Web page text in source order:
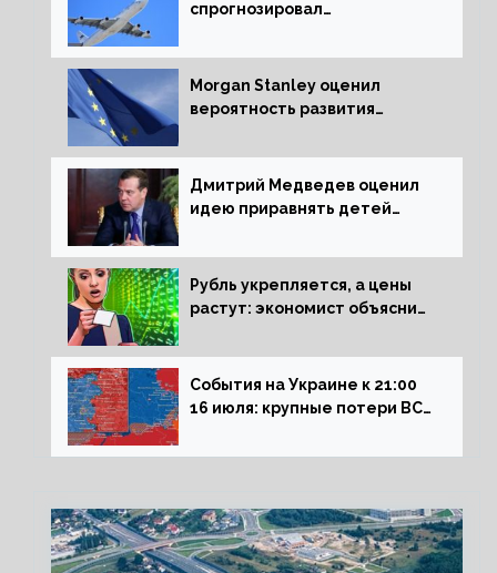
спрогнозировал
России
Morgan Stanley оценил
вероятность развития
Дмитрий Медведев оценил
идею приравнять детей
Рубль укрепляется, а цены
растут: экономист объяснил
на рынок РФ
События на Украине к 21:00
16 июля: крупные потери ВСУ
обстреливает Донбасс из